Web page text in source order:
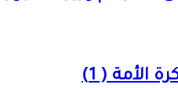
الأمة ( 1)